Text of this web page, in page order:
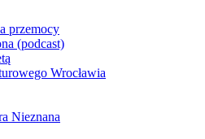
przemocy
(podcast)
Wrocławia
Nieznana